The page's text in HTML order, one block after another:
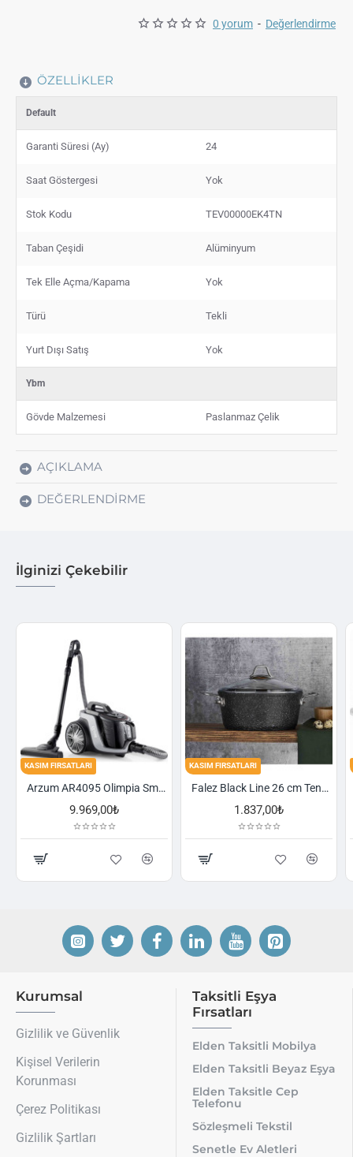
0 yorum - Değerlendirme
ÖZELLIKLER
Default
Garanti Süresi (Ay) 24
Saat Göstergesi Yok
Stok Kodu TEV00000EK4TN
Taban Çeşidi Alüminyum
Tek Elle Açma/Kapama Yok
Türü Tekli
Yurt Dışı Satış Yok
Ybm
Gövde Malzemesi Paslanmaz Çelik
AÇIKLAMA
DEĞERLENDIRME
İlginizi Çekebilir
Arzum AR4095 Olimpia Smart Cyclone Filtreli Süpürge - Füme
KASIM FIRSATLARI
Falez Black Line 26 cm Tencere
KASIM
Kurumsal
Gizlilik ve Güvenlik
Kişisel Verilerin
Korunması
Çerez Politikası
Gizlilik Şartları
Taksitli Eşya
Fırsatları
Elden Taksitli Mobilya
Elden Taksitli Beyaz Eşya
Elden Taksitle Cep
Telefonu
Sözleşmeli Tekstil
Senetle Ev Aletleri